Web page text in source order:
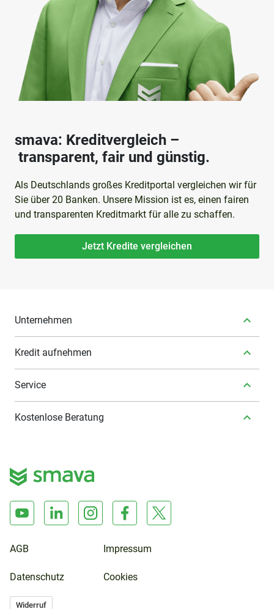
smava: Kreditvergleich –
transparent, fair und günstig.
Als Deutschlands großes Kreditportal vergleichen wir für
Sie über 20 Banken. Unsere Mission ist es, einen fairen
und transparenten Kreditmarkt für alle zu schaffen.
Jetzt Kredite vergleichen
Unternehmen
Kredit aufnehmen
Service
Kostenlose Beratung
AGB Impressum
Datenschutz Cookies
Widerruf